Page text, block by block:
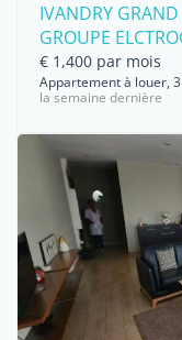
IVANDRY
GROUPE
€ 1,400 par mois
Appartement à louer,
la semaine dernière